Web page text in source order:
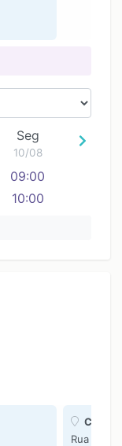
Seg
10/08
09:00
10:00
Clinica
Rua Dr